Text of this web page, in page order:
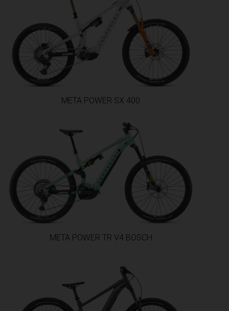
META POWER SX 400
META POWER TR V4 BOSCH